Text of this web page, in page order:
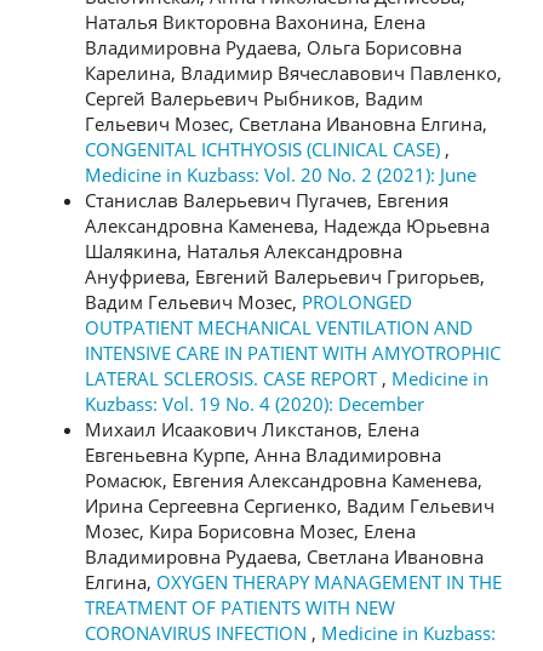
Наталья Викторовна Вахонина, Елена
Владимировна Рудаева, Ольга Борисовна
Карелина, Владимир Вячеславович Павленко,
Сергей Валерьевич Рыбников, Вадим
Гельевич Мозес, Светлана Ивановна Елгина,
CONGENITAL ICHTHYOSIS (CLINICAL CASE) ,
Medicine in Kuzbass: Vol. 20 No. 2 (2021): June
Станислав Валерьевич Пугачев, Евгения
Александровна Каменева, Надежда Юрьевна
Шалякина, Наталья Александровна
Ануфриева, Евгений Валерьевич Григорьев,
Вадим Гельевич Мозес, PROLONGED
OUTPATIENT MECHANICAL VENTILATION AND
INTENSIVE CARE IN PATIENT WITH AMYOTROPHIC
LATERAL SCLEROSIS. CASE REPORT , Medicine in
Kuzbass: Vol. 19 No. 4 (2020): December
Михаил Исаакович Ликстанов, Елена
Евгеньевна Курпе, Анна Владимировна
Ромасюк, Евгения Александровна Каменева,
Ирина Сергеевна Сергиенко, Вадим Гельевич
Мозес, Кира Борисовна Мозес, Елена
Владимировна Рудаева, Светлана Ивановна
Елгина, OXYGEN THERAPY MANAGEMENT IN THE
TREATMENT OF PATIENTS WITH NEW
CORONAVIRUS INFECTION , Medicine in Kuzbass: